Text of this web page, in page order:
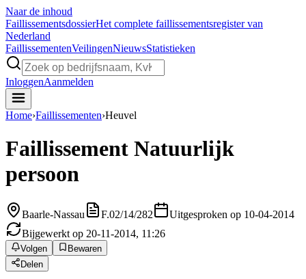
Naar de inhoud
FaillissementsdossierHet complete faillissementsregister van
Nederland
FaillissementenVeilingenNieuwsStatistieken
InloggenAanmelden
Home›Faillissementen›Heuvel
Faillissement Natuurlijk
persoon
Baarle-Nassau F.02/14/282
Uitgesproken op 10-04-2014
Bijgewerkt op 20-11-2014, 11:26
Volgen
Bewaren
Delen